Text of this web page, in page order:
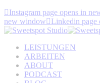
Instagram page opens in
new window
Linkedin page
LEISTUNGEN
ARBEITEN
ABOUT
PODCAST